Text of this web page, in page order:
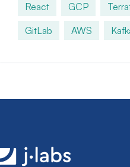
React
GCP
GitLab
AWS